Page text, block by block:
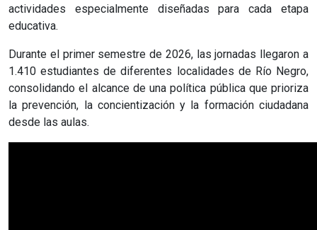
actividades especialmente diseñadas para cada etapa
educativa.
Durante el primer semestre de 2026, las jornadas llegaron a
1.410 estudiantes de diferentes localidades de Río Negro,
consolidando el alcance de una política pública que prioriza
la prevención, la concientización y la formación ciudadana
desde las aulas.